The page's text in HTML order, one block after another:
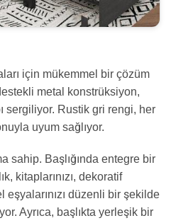
için mükemmel bir çözüm
metal konstrüksiyon,
sergiliyor. Rustik gri rengi, her
uyum sağlıyor.
sahip. Başlığında entegre bir
kitaplarınızı, dekoratif
eşyalarınızı düzenli bir şekilde
Ayrıca, başlıkta yerleşik bir